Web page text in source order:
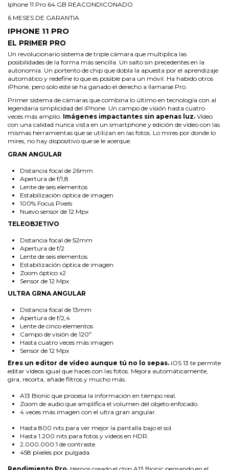
Iphone 11 Pro 64 GB REACONDICONADO
6 MESES DE GARANTIA
IPHONE 11 PRO
EL PRIMER PRO
Un revolucio­nario sistema de triple cámara que multiplica las
posibilidades de la forma más sencilla. Un salto sin precedentes en la
autonomía. Un portento de chip que dobla la apuesta por el aprendizaje
automático y redefine lo que es posible para un móvil. Ha habido otros
iPhone, pero solo este se ha ganado el derecho a llamarse Pro.
Primer sistema de cámaras que combina lo último en tecnología con al
legendaria simplicidad del iPhone. Un campo de visión hasta cuatro
veces más amplio. Imágenes impactantes sin apenas luz. Vídeo
con una calidad nunca vista en un smartphone y edición de vídeo con las
mismas herramientas que se utilizan en las fotos. Lo mires por donde lo
mires, no hay dispositivo que se le acerque.
GRAN ANGULAR
Distancia focal de 26mm
Apertura de f/1,8
Lente de seis elementos
Estabilización óptica de imagen
100% Focus Pixels
Nuevo sensor de 12 Mpx
TELEOBJETIVO
Distancia focal de 52mm
Apertura de f/2
Lente de seis elementos
Estabilización óptica de imagen
Zoom óptico x2
Sensor de 12 Mpx
ULTRA GRNA ANGULAR
Distancia focal de 13mm
Apertura de f/2,4
Lente de cinco elementos
Campo de visión de 120º
Hasta cuatro veces más imagen
Sensor de 12 Mpx
Eres un editor de vídeo aunque tú no lo sepas. iOS 13 te permite
editar vídeos igual que haces con las fotos. Mejora automáticamente,
gira, recorta, añade filtros y mucho más.
A13 Bionic que procesa la información en tiempo real.
Zoom de audio que amplifica el volumen del objeto enfocado.
4 veces más imagen con el ultra gran angular.
Hasta 800 nits para ver mejor la pantalla bajo el sol.
Hasta 1.200 nits para fotos y videos en HDR.
2.000.000:1 de contraste.
458 píxeles por pulgada.